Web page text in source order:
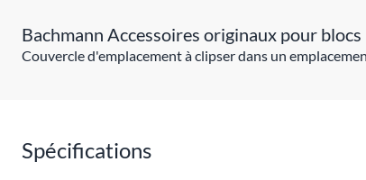
Bachmann Accessoires originaux pour
Couvercle d'emplacement à clipser dans un
Spécifications